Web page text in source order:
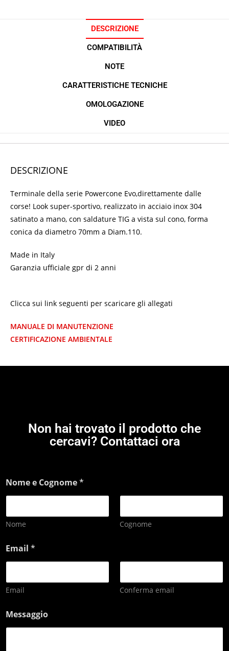
DESCRIZIONE
COMPATIBILITÀ
NOTE
CARATTERISTICHE TECNICHE
OMOLOGAZIONE
VIDEO
DESCRIZIONE
Terminale della serie Powercone Evo,direttamente dalle
corse! Look super-sportivo, realizzato in acciaio inox 304
satinato a mano, con saldature TIG a vista sul cono, forma
conica da diametro 70mm a Diam.110.
Made in Italy
Garanzia ufficiale gpr di 2 anni
Clicca sui link seguenti per scaricare gli allegati
MANUALE DI MANUTENZIONE
CERTIFICAZIONE AMBIENTALE
Non hai trovato il prodotto che
cercavi? Contattaci ora
Nome e Cognome*
Nome Cognome
Email *
Email Conferma email
Messaggio